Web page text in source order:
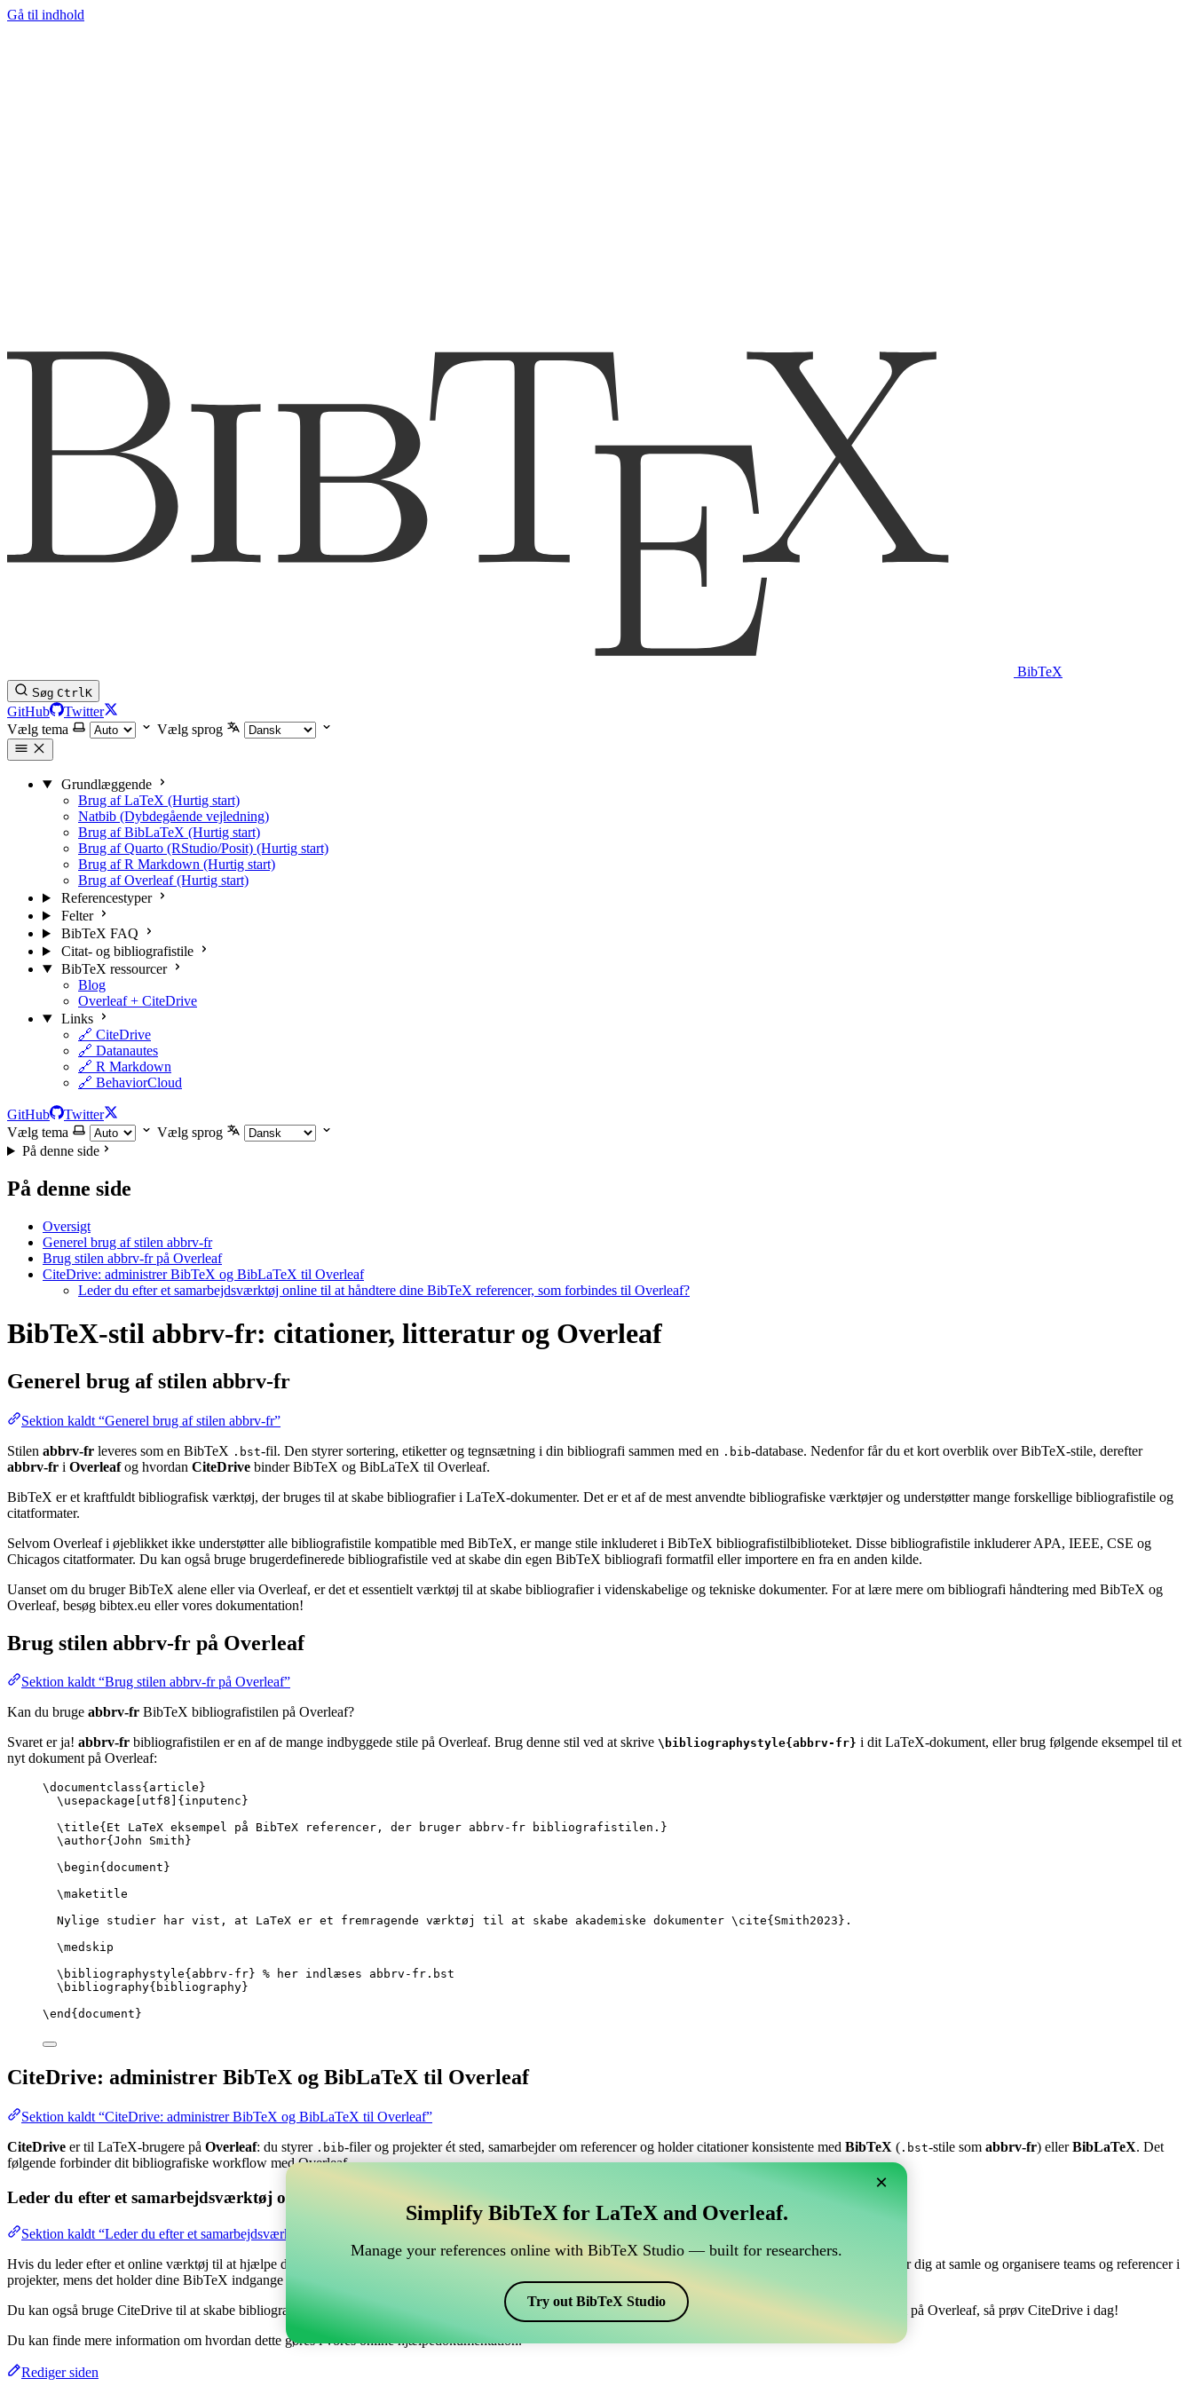
Gå til indhold
BibTeX
Søg CtrlK
GitHub
Twitter
Vælg tema
Vælg sprog
Grundlæggende
Brug af LaTeX (Hurtig start)
Natbib (Dybdegående vejledning)
Brug af BibLaTeX (Hurtig start)
Brug af Quarto (RStudio/Posit) (Hurtig start)
Brug af R Markdown (Hurtig start)
Brug af Overleaf (Hurtig start)
Referencestyper
Felter
BibTeX FAQ
Citat- og bibliografistile
BibTeX ressourcer
Blog
Overleaf + CiteDrive
Links
🔗 CiteDrive
🔗 Datanautes
🔗 R Markdown
🔗 BehaviorCloud
GitHub
Twitter
Vælg tema
Vælg sprog
På denne side
På denne side
Oversigt
Generel brug af stilen abbrv-fr
Brug stilen abbrv-fr på Overleaf
CiteDrive: administrer BibTeX og BibLaTeX til Overleaf
Leder du efter et samarbejdsværktøj online til at håndtere dine BibTeX referencer, som forbindes til Overleaf?
BibTeX-stil abbrv-fr: citationer, litteratur og Overleaf
Generel brug af stilen abbrv-fr
Sektion kaldt “Generel brug af stilen abbrv-fr”
Stilen abbrv-fr leveres som en BibTeX .bst-fil. Den styrer sortering, etiketter og tegnsætning i din bibliografi sammen med en .bib-database. Nedenfor får du et kort overblik over BibTeX-stile, derefter
abbrv-fr i Overleafog hvordan CiteDrive binder BibTeX og BibLaTeX til Overleaf.
BibTeX er et kraftfuldt bibliografisk værktøj, der bruges til at skabe bibliografier i LaTeX-dokumenter. Det er et af de mest anvendte bibliografiske værktøjer og understøtter mange forskellige bibliografistile og
citatformater.
Selvom Overleaf i øjeblikket ikke understøtter alle bibliografistile kompatible med BibTeX, er mange stile inkluderet i BibTeX bibliografistilbiblioteket. Disse bibliografistile inkluderer APA, IEEE, CSE og
Chicagos citatformater. Du kan også bruge brugerdefinerede bibliografistile ved at skabe din egen BibTeX bibliografi formatfil eller importere en fra en anden kilde.
Uanset om du bruger BibTeX alene eller via Overleaf, er det et essentielt værktøj til at skabe bibliografier i videnskabelige og tekniske dokumenter. For at lære mere om bibliografi håndtering med BibTeX og
Overleaf, besøg bibtex.eu eller vores dokumentation!
Brug stilen abbrv-fr på Overleaf
Sektion kaldt “Brug stilen abbrv-fr på Overleaf”
Kan du bruge abbrv-fr BibTeX bibliografistilen på Overleaf?
Svaret er ja! abbrv-fr bibliografistilen er en af de mange indbyggede stile på Overleaf. Brug denne stil ved at skrive \bibliographystyle{abbrv-fr} i dit LaTeX-dokument, eller brug følgende eksempel til et
nyt dokument på Overleaf:
\documentclass{ article }
\usepackage
utf8 ]{ inputenc }
\title{Et LaTeX eksempel på BibTeX referencer, der bruger abbrv-fr bibliografistilen.}
\author{John Smith}
\begin{ document }
\maketitle
Nylige studier har vist, at LaTeX er et fremragende værktøj til at skabe akademiske dokumenter \cite{ Smith2023 }.
\medskip
\bibliographystyle{abbrv-fr} % her indlæses abbrv-fr.bst
\bibliography{bibliography}
\end { document }
CiteDrive: administrer BibTeX og BibLaTeX til Overleaf
Sektion kaldt “CiteDrive: administrer BibTeX og BibLaTeX til Overleaf”
CiteDrive er til LaTeX-brugere på Overleaf: du styrer .bib-filer og projekter ét sted, samarbejder om referencer og holder citationer konsistente med BibTeX ( .bst-stile som abbrv-fr) ellerBibLaTeX. Det
følgende forbinder dit bibliografiske workflow med Overleaf.
Leder du efter et samarbejdsværktøj online til at håndtere dine BibTeX referencer, som forbindes til Overleaf?
Sektion kaldt “Leder du efter et samarbejdsværktøj online til at håndtere dine BibTeX referencer, som forbindes til Overleaf?”
Hvis du leder efter et online værktøj til at hjælpe dig med at håndtere dine referencer, citater og bibliografi på Overleaf, så kan CiteDrive være perfekt! Det tillader dig at samle og organisere teams og referencer i
projekter, mens det holder dine BibTeX indgange opdateret i dit Overleaf projekt.
Du kan også bruge CiteDrive til at skabe bibliografier og citater i forskellige stile, inklusiv abbrv-fr. Så hvis du leder efter en nem måde at håndtere din bibliografi på Overleaf, så prøv CiteDrive i dag!
Du kan finde mere information om hvordan dette gøres i vores online hjælpedokumentation.
Rediger siden
×
Simplify BibTeX for LaTeX and Overleaf.
Manage your references online with BibTeX Studio — built for researchers.
Try out BibTeX Studio